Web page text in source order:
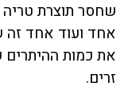
שחסר תוצרת
אחד ועוד אחד זה
את כמות
זרים.